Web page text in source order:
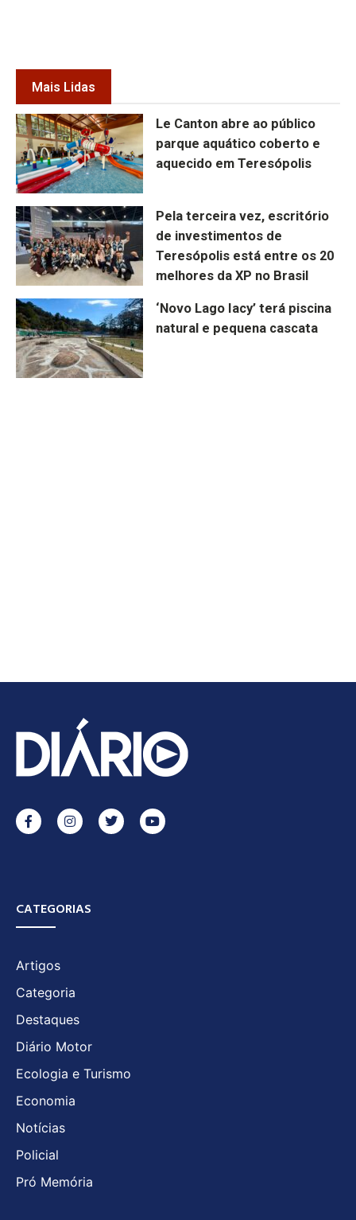
Mais Lidas
Le Canton abre ao público
parque aquático coberto e
aquecido em Teresópolis
Pela terceira vez, escritório
de investimentos de
Teresópolis está entre os 20
melhores da XP no Brasil
‘Novo Lago Iacy’ terá piscina
natural e pequena cascata
CATEGORIAS
Artigos
Categoria
Destaques
Diário Motor
Ecologia e Turismo
Economia
Notícias
Policial
Pró Memória